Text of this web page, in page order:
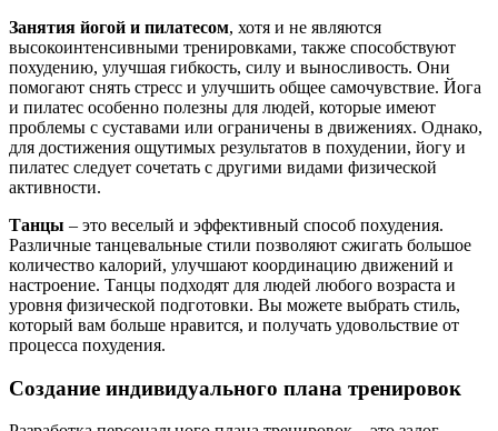
Занятия йогой и пилатесом, хотя и не являются
высокоинтенсивными тренировками, также способствуют
похудению, улучшая гибкость, силу и выносливость. Они
помогают снять стресс и улучшить общее самочувствие. Йога
и пилатес особенно полезны для людей, которые имеют
проблемы с суставами или ограничены в движениях. Однако,
для достижения ощутимых результатов в похудении, йогу и
пилатес следует сочетать с другими видами физической
активности.
Танцы – это веселый и эффективный способ похудения.
Различные танцевальные стили позволяют сжигать большое
количество калорий, улучшают координацию движений и
настроение. Танцы подходят для людей любого возраста и
уровня физической подготовки. Вы можете выбрать стиль,
который вам больше нравится, и получать удовольствие от
процесса похудения.
Создание индивидуального плана тренировок